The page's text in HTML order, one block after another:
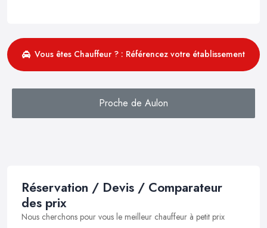
Vous êtes Chauffeur ? : Référencez votre établissement
Proche de Aulon
Réservation / Devis / Comparateur
des prix
Nous cherchons pour vous le meilleur chauffeur à petit prix